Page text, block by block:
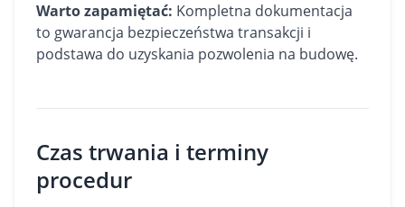
Warto zapamiętać: Kompletna dokumentacja
to gwarancja bezpieczeństwa transakcji i
podstawa do uzyskania pozwolenia na budowę.
Czas trwania i terminy
procedur